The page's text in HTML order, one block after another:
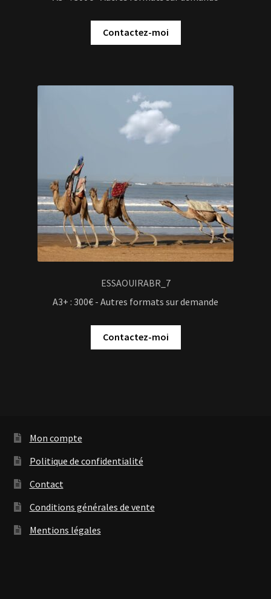
Contactez-moi
ESSAOUIRABR_7
A3+ : 300€ - Autres formats sur demande
Contactez-moi
Mon compte
Politique de confidentialité
Contact
Conditions générales de vente
Mentions légales